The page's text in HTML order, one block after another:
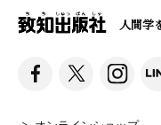
人間学